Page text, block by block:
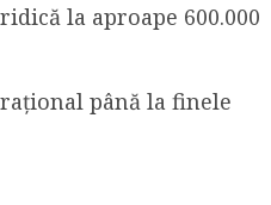
la aproape 600.000
până la finele